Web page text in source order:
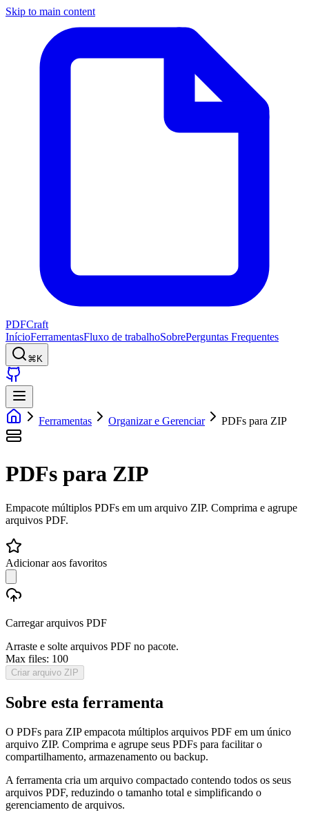
Skip to main content
PDFCraft
InícioFerramentasFluxo de trabalhoSobrePerguntas Frequentes
⌘K
Ferramentas Organizar e Gerenciar PDFs para ZIP
PDFs para ZIP
Empacote múltiplos PDFs em um arquivo ZIP. Comprima e agrupe
arquivos PDF.
Adicionar aos favoritos
Carregar arquivos PDF
Arraste e solte arquivos PDF no pacote.
Max files: 100
Criar arquivo ZIP
Sobre esta ferramenta
O PDFs para ZIP empacota múltiplos arquivos PDF em um único
arquivo ZIP. Comprima e agrupe seus PDFs para facilitar o
compartilhamento, armazenamento ou backup.
A ferramenta cria um arquivo compactado contendo todos os seus
arquivos PDF, reduzindo o tamanho total e simplificando o
gerenciamento de arquivos.